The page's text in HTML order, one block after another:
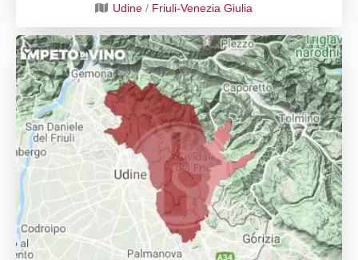
Udine / Friuli-Venezia Giulia